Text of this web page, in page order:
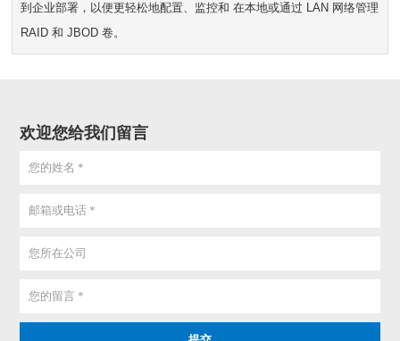
到企业部署，以便更轻松地配置、监控和 在本地或通过 LAN 网络管理
RAID 和 JBOD 卷。
欢迎您给我们留言